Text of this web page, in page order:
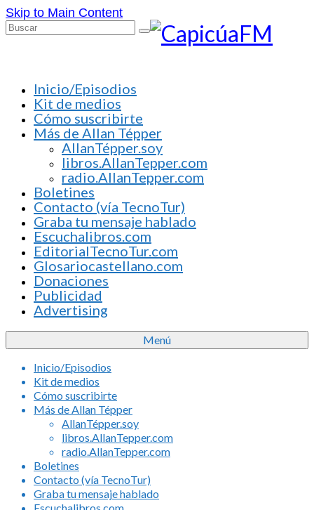
Skip to Main Content
Buscar
Inicio/Episodios
Kit de medios
Cómo suscribirte
Más de Allan Tépper
AllanTépper.soy
libros.AllanTepper.com
radio.AllanTepper.com
Boletines
Contacto (vía TecnoTur)
Graba tu mensaje hablado
Escuchalibros.com
EditorialTecnoTur.com
Glosariocastellano.com
Donaciones
Publicidad
Advertising
Menú
Inicio/Episodios
Kit de medios
Cómo suscribirte
Más de Allan Tépper
AllanTépper.soy
libros.AllanTepper.com
radio.AllanTepper.com
Boletines
Contacto (vía TecnoTur)
Graba tu mensaje hablado